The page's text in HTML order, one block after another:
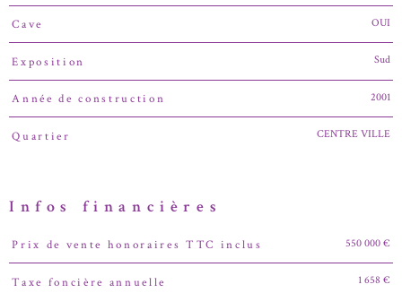
Cave OUI
Exposition Sud
Année de construction 2001
Quartier CENTRE VILLE
Infos financières
Caractéristiques Valeurs
Prix de vente honoraires TTC inclus 550 000 €
Taxe foncière annuelle 1 658 €